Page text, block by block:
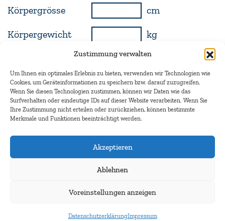
Zustimmung verwalten
Um Ihnen ein optimales Erlebnis zu bieten, verwenden wir Technologien wie
Cookies, um Geräteinformationen zu speichern bzw. darauf zuzugreifen.
Wenn Sie diesen Technologien zustimmen, können wir Daten wie das
Surfverhalten oder eindeutige IDs auf dieser Website verarbeiten. Wenn Sie
Ihre Zustimmung nicht erteilen oder zurückziehen, können bestimmte
Merkmale und Funktionen beeinträchtigt werden.
Akzeptieren
Ablehnen
Voreinstellungen anzeigen
DatenschutzerklärungImpressum
Körpergrösse cm
Körpergewicht kg
Sammelvolumen ml
Sammelzeit
min (24 Std. =
1440 min)
Berechnen Löschen
m2
Kontakt